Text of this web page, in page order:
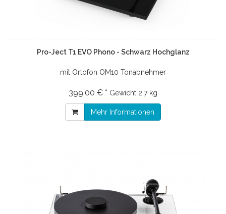
Pro-Ject T1 EVO Phono - Schwarz Hochglanz
mit Ortofon OM10 Tonabnehmer
399.00 € * Gewicht 2.7 kg
Mehr Informationen